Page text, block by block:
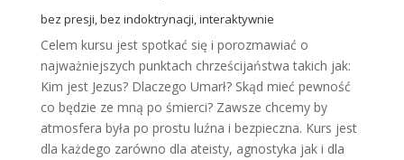
bez presji, bez indoktrynacji, interaktywnie
Celem kursu jest spotkać się i porozmawiać o
najważniejszych punktach chrześcijaństwa takich jak:
Kim jest Jezus? Dlaczego Umarł? Skąd mieć pewność
co będzie ze mną po śmierci? Zawsze chcemy by
atmosfera była po prostu luźna i bezpieczna. Kurs jest
dla każdego zarówno dla ateisty, agnostyka jak i dla